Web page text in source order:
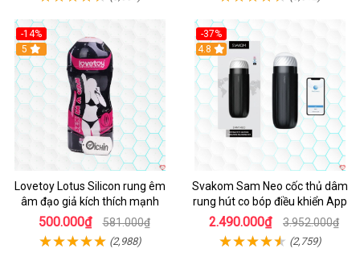
-14%
Hot
5
Lovetoy Lotus Silicon rung êm
âm đạo giả kích thích mạnh
500.000₫ 581.000₫
(2,988)
-37%
4.8
Svakom Sam Neo cốc thủ dâm
rung hút co bóp điều khiển App
2.490.000₫ 3.952.000₫
(2,759)